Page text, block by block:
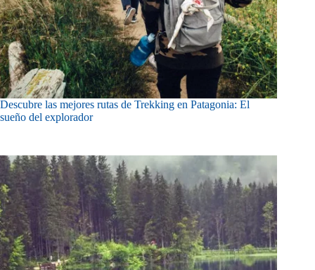
Descubre las mejores rutas de Trekking en Patagonia: El
sueño del explorador